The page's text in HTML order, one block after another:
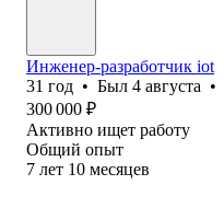
Инженер-разработчик iot
31 год • Был 4 августа •
300 000 ₽
Активно ищет работу
Общий опыт
7 лет 10 месяцев